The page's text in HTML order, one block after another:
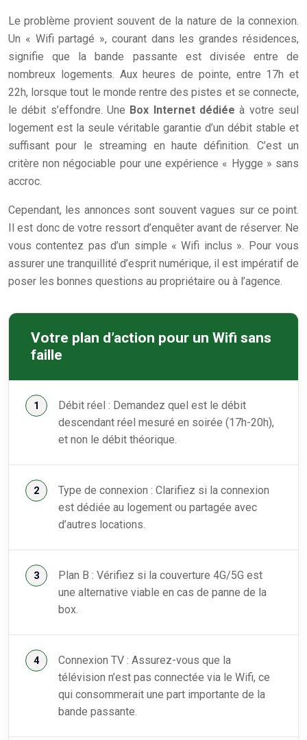
Le problème provient souvent de la nature de la connexion.
Un « Wifi partagé », courant dans les grandes résidences,
signifie que la bande passante est divisée entre de
nombreux logements. Aux heures de pointe, entre 17h et
22h, lorsque tout le monde rentre des pistes et se connecte,
le débit s’effondre. Une Box Internet dédiée à votre seul
logement est la seule véritable garantie d’un débit stable et
suffisant pour le streaming en haute définition. C’est un
critère non négociable pour une expérience « Hygge » sans
accroc.
Cependant, les annonces sont souvent vagues sur ce point.
Il est donc de votre ressort d’enquêter avant de réserver. Ne
vous contentez pas d’un simple « Wifi inclus ». Pour vous
assurer une tranquillité d’esprit numérique, il est impératif de
poser les bonnes questions au propriétaire ou à l’agence.
Votre plan d’action pour un Wifi sans
faille
Débit réel : Demandez quel est le débit
descendant réel mesuré en soirée (17h-20h),
et non le débit théorique.
Type de connexion : Clarifiez si la connexion
est dédiée au logement ou partagée avec
d’autres locations.
Plan B : Vérifiez si la couverture 4G/5G est
une alternative viable en cas de panne de la
box.
Connexion TV : Assurez-vous que la
télévision n’est pas connectée via le Wifi, ce
qui consommerait une part importante de la
bande passante.